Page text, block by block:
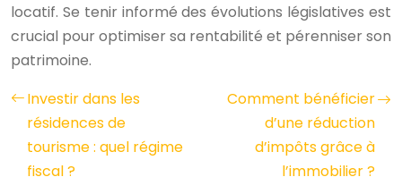
locatif. Se tenir informé des évolutions législatives est
crucial pour optimiser sa rentabilité et pérenniser son
patrimoine.
Investir dans les
résidences de
tourisme : quel régime
fiscal ?
Comment bénéficier
d’une réduction
d’impôts grâce à
l’immobilier ?